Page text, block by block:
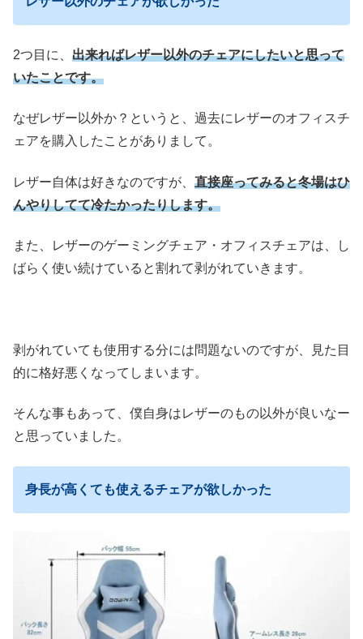
2つ目に、 出来ればレザー以外のチェアにしたいと思って
いたことです。
なぜレザー以外か？というと、過去にレザーのオフィスチ
ェアを購入したことがありまして。
レザー自体は好きなのですが、 直接座ってみると冬場はひ
んやりしてて冷たかったりします。
また、レザーのゲーミングチェア・オフィスチェアは、し
ばらく使い続けていると割れて剥がれていきます。
剥がれていても使用する分には問題ないのですが、見た目
的に格好悪くなってしまいます。
そんな事もあって、僕自身はレザーのもの以外が良いなー
と思っていました。
身長が高くても使えるチェアが欲しかった